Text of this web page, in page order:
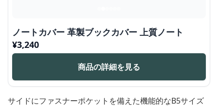
ノートカバー 革製ブックカバー 上質ノート
¥3,240
商品の詳細を見る
サイドにファスナーポケットを備えた機能的なB5サイズ